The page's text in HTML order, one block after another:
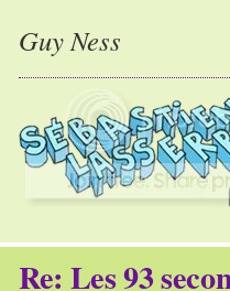
Guy Ness
Re: Les 93